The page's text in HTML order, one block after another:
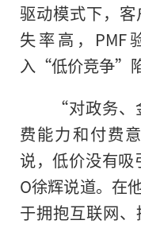
驱动模式下，
失率高，PMF
入“低价竞争”陷
“对政务
费能力和付费
说，低价没有
O徐辉说道。在
于拥抱互联网